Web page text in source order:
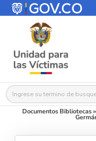
Buscar:
Documentos Bibliotecas»